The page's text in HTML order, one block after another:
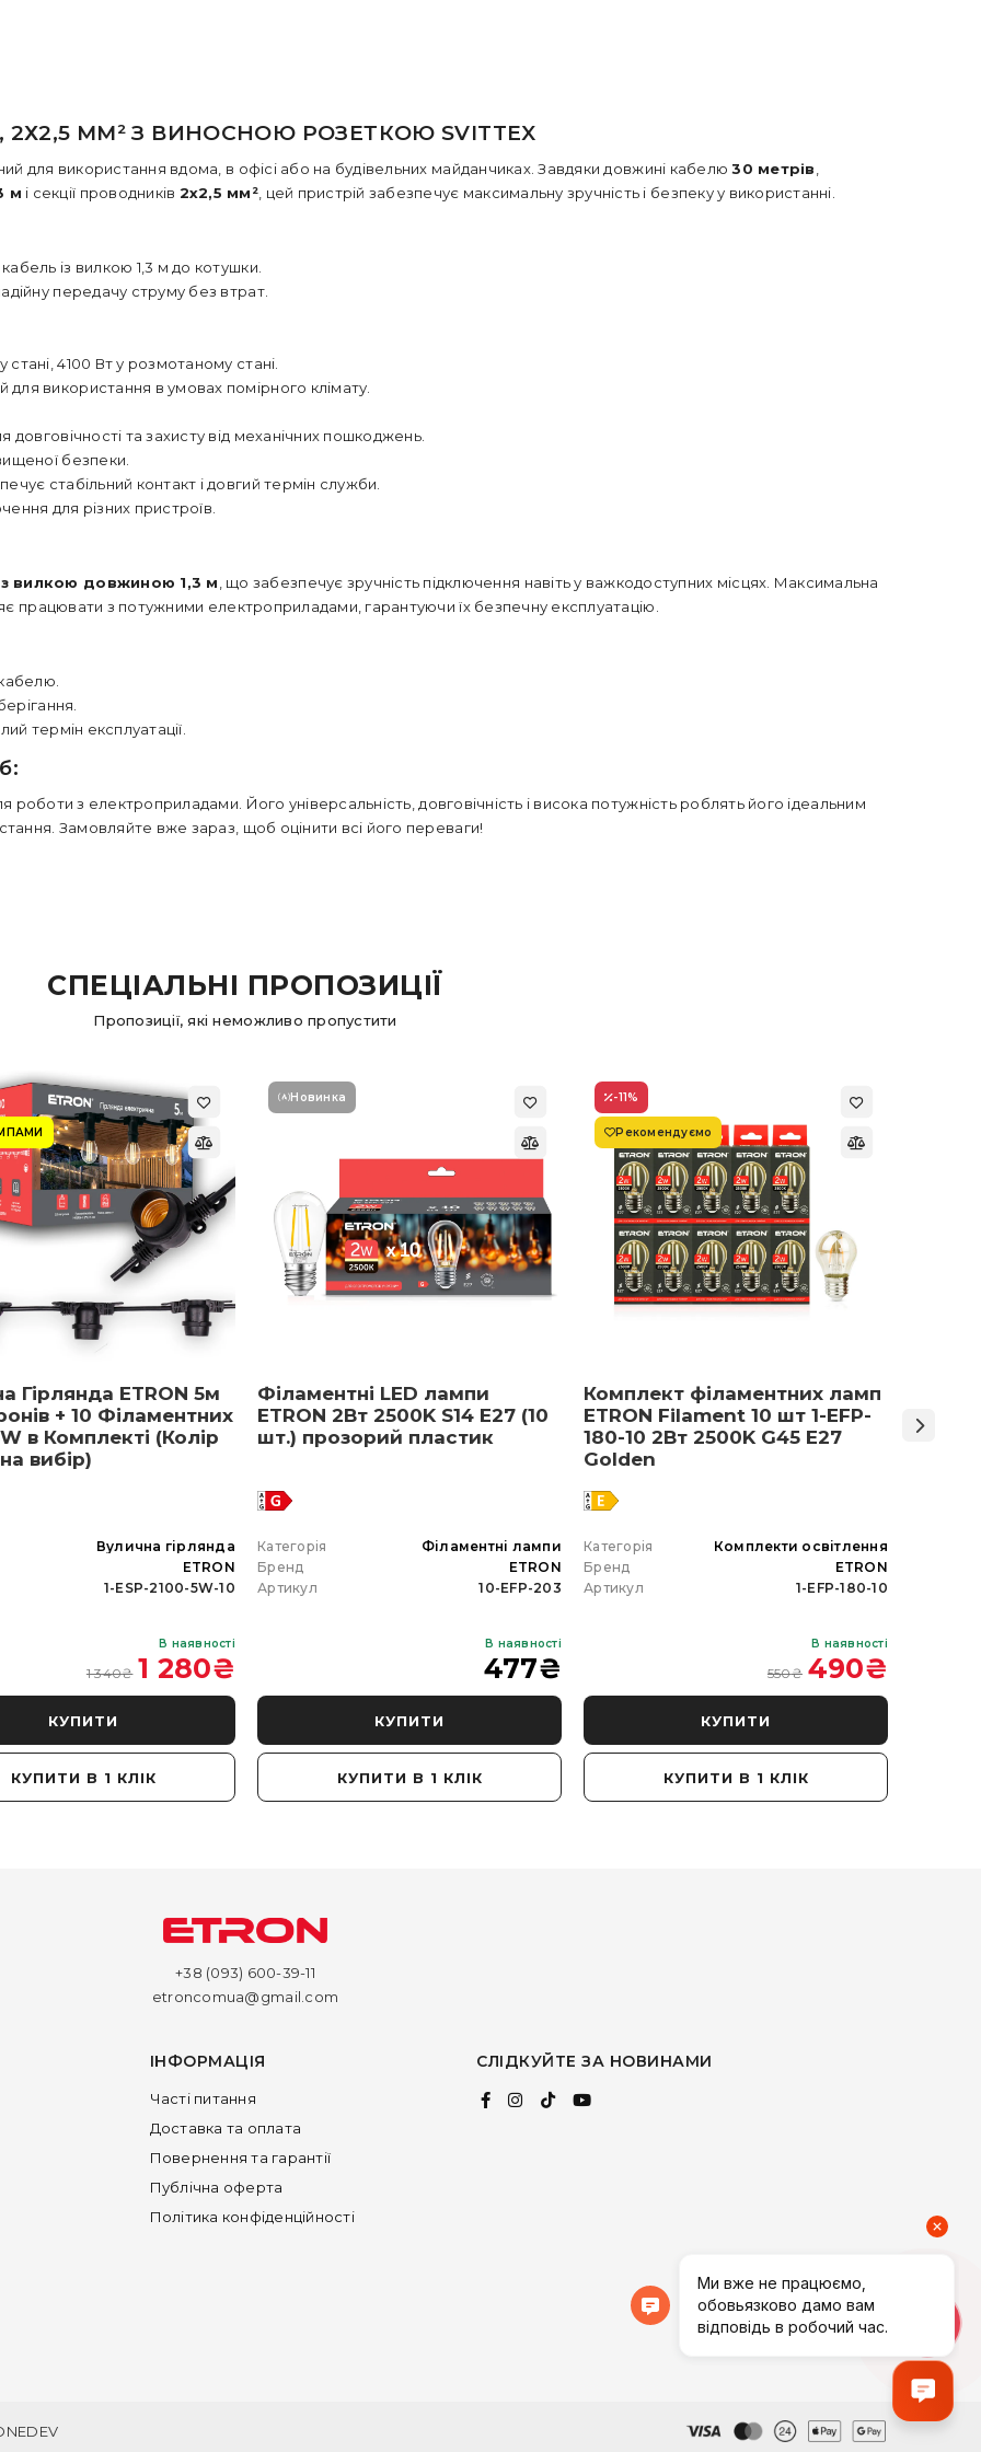
ММ² З ВИНОСНОЮ РОЗЕТКОЮ SVITTEX
для використання вдома, в офісі або на будівельних майданчиках. Завдяки довжині кабелю30 метрів
м і секції проводників 2х2,5 мм² , цей пристрій забезпечує максимальну зручність і безпеку у використанні.
із вилкою 1,3 м до котушки.
передачу струму без втрат.
стані ,4100 Вт у розмотаному стані
використання в умовах помірного клімату.
довговічності та захисту від механічних пошкоджень.
безпеки.
стабільний контакт і довгий термін служби.
для різних пристроїв.
вилкою довжиною 1,3 м , що забезпечує зручність підключення навіть у важкодоступних місцях. Максимальна
працювати з потужними електроприладами, гарантуючи їх безпечну експлуатацію.
термін експлуатації.
роботи з електроприладами. Його універсальність, довговічність і висока потужність роблять його ідеальним
Замовляйте вже зараз, щоб оцінити всі його переваги!
СПЕЦІАЛЬНІ ПРОПОЗИЦІЇ
Пропозиції, які неможливо пропустити
Гірлянда ETRON 5м
+ 10 Філаментних
в Комплекті (Колір
вибір)
Вулична гірлянда
ETRON
1-ESP-2100-5W-10
В наявності
1 340₴ 1 280₴
КУПИТИ
КУПИТИ В 1 КЛІК
Новинка
Філаментні LED лампи
ETRON 2Вт 2500K S14 E27 (10
шт.) прозорий пластик
Категорія
Філаментні лампи
Бренд
ETRON
Артикул
10-EFP-203
В наявності
477₴
КУПИТИ
КУПИТИ В 1 КЛІК
-11%
Рекомендуємо
Комплект філаментних ламп
ETRON Filament 10 шт 1-EFP-
180-10 2Вт 2500K G45 E27
Golden
Категорія
Комплекти освітлення
Бренд
ETRON
Артикул
1-EFP-180-10
В наявності
550₴ 490₴
КУПИТИ
КУПИТИ В 1 КЛІК
48 Вт
+38 (093) 600-39-11
etroncomua@gmail.com
ІНФОРМАЦІЯ
Часті питання
Доставка та оплата
Повернення та гарантії
Публічна оферта
Політика конфіденційності
СЛІДКУЙТЕ ЗА НОВИНАМИ